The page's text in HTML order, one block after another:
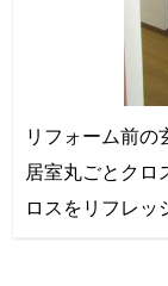
リフォーム前の
居室丸ごとクロ
ロスをリフレッ